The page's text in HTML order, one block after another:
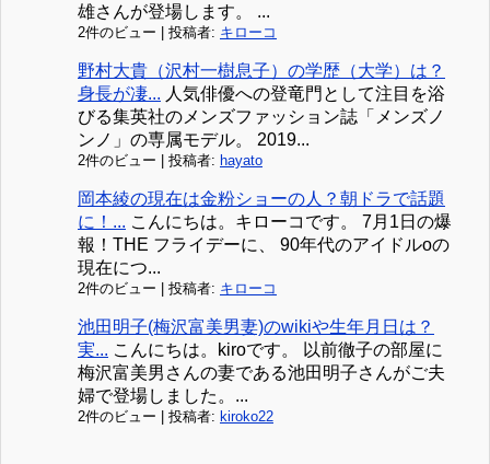
雄さんが登場します。 ...
2件のビュー 投稿者: キローコ
野村大貴（沢村一樹息子）の学歴（大学）は？
身長が凄... 人気俳優への登竜門として注目を浴
びる集英社のメンズファッション誌「メンズノ
ンノ」の専属モデル。 2019...
2件のビュー 投稿者: hayato
岡本綾の現在は金粉ショーの人？朝ドラで話題
に！... こんにちは。キローコです。 7月1日の爆
報！THE フライデーに、 90年代のアイドルoの
現在につ...
2件のビュー 投稿者: キローコ
池田明子(梅沢富美男妻)のwikiや生年月日は？
実... こんにちは。kiroです。 以前徹子の部屋に
梅沢富美男さんの妻である池田明子さんがご夫
婦で登場しました。...
2件のビュー 投稿者: kiroko22